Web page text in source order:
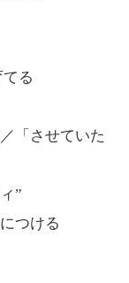
る
「させていた
”
つける